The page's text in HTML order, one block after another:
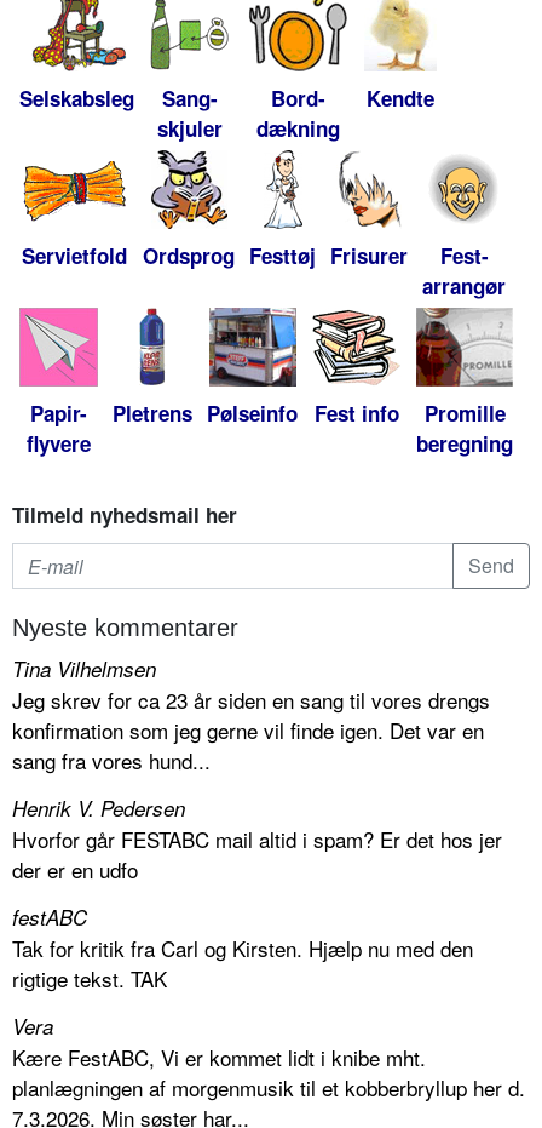
Selskabsleg
Sang-
skjuler
Bord-
dækning
Kendte
Servietfold Ordsprog Festtøj Frisurer
Fest-
arrangør
Papir-
flyvere
Pletrens Pølseinfo Fest info
Promille
beregning
Tilmeld nyhedsmail her
Nyeste kommentarer
Tina Vilhelmsen
Jeg skrev for ca 23 år siden en sang til vores drengs
konfirmation som jeg gerne vil finde igen. Det var en
sang fra vores hund...
Henrik V. Pedersen
Hvorfor går FESTABC mail altid i spam? Er det hos jer
der er en udfo
festABC
Tak for kritik fra Carl og Kirsten. Hjælp nu med den
rigtige tekst. TAK
Vera
Kære FestABC, Vi er kommet lidt i knibe mht.
planlægningen af morgenmusik til et kobberbryllup her d.
7.3.2026. Min søster har...